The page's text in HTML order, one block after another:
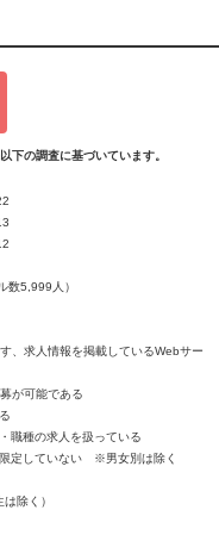
下の調査に基づいています。
数5,999人）
、求人情報を掲載しているWebサー
が可能である
職種の求人を扱っている
定していない ※男女別は除く
除く）